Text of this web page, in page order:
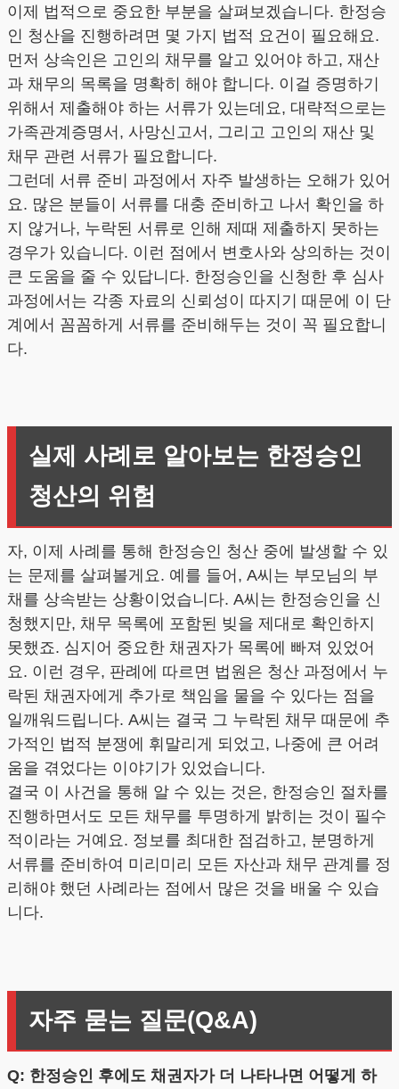
이제 법적으로 중요한 부분을 살펴보겠습니다. 한정승
인 청산을 진행하려면 몇 가지 법적 요건이 필요해요.
먼저 상속인은 고인의 채무를 알고 있어야 하고, 재산
과 채무의 목록을 명확히 해야 합니다. 이걸 증명하기
위해서 제출해야 하는 서류가 있는데요, 대략적으로는
가족관계증명서, 사망신고서, 그리고 고인의 재산 및
채무 관련 서류가 필요합니다.
그런데 서류 준비 과정에서 자주 발생하는 오해가 있어
요. 많은 분들이 서류를 대충 준비하고 나서 확인을 하
지 않거나, 누락된 서류로 인해 제때 제출하지 못하는
경우가 있습니다. 이런 점에서 변호사와 상의하는 것이
큰 도움을 줄 수 있답니다. 한정승인을 신청한 후 심사
과정에서는 각종 자료의 신뢰성이 따지기 때문에 이 단
계에서 꼼꼼하게 서류를 준비해두는 것이 꼭 필요합니
다.
실제 사례로 알아보는 한정승인
청산의 위험
자, 이제 사례를 통해 한정승인 청산 중에 발생할 수 있
는 문제를 살펴볼게요. 예를 들어, A씨는 부모님의 부
채를 상속받는 상황이었습니다. A씨는 한정승인을 신
청했지만, 채무 목록에 포함된 빚을 제대로 확인하지
못했죠. 심지어 중요한 채권자가 목록에 빠져 있었어
요. 이런 경우, 판례에 따르면 법원은 청산 과정에서 누
락된 채권자에게 추가로 책임을 물을 수 있다는 점을
일깨워드립니다. A씨는 결국 그 누락된 채무 때문에 추
가적인 법적 분쟁에 휘말리게 되었고, 나중에 큰 어려
움을 겪었다는 이야기가 있었습니다.
결국 이 사건을 통해 알 수 있는 것은, 한정승인 절차를
진행하면서도 모든 채무를 투명하게 밝히는 것이 필수
적이라는 거예요. 정보를 최대한 점검하고, 분명하게
서류를 준비하여 미리미리 모든 자산과 채무 관계를 정
리해야 했던 사례라는 점에서 많은 것을 배울 수 있습
니다.
자주 묻는 질문(Q&A)
Q: 한정승인 후에도 채권자가 더 나타나면 어떻게 하